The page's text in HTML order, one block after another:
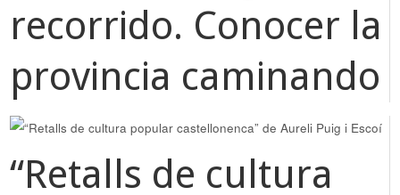
recorrido. Conocer la
provincia caminando
“Retalls de cultura